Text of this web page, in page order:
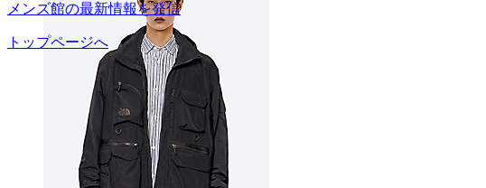
メンズ館の最新情報を発信
トップページへ